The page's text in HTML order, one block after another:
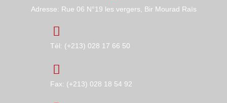
Adresse: Rue 06 N°19 les vergers, Bir Mourad Raïs
Tél: (+213) 028 17 66 50
Fax: (+213) 028 18 54 92